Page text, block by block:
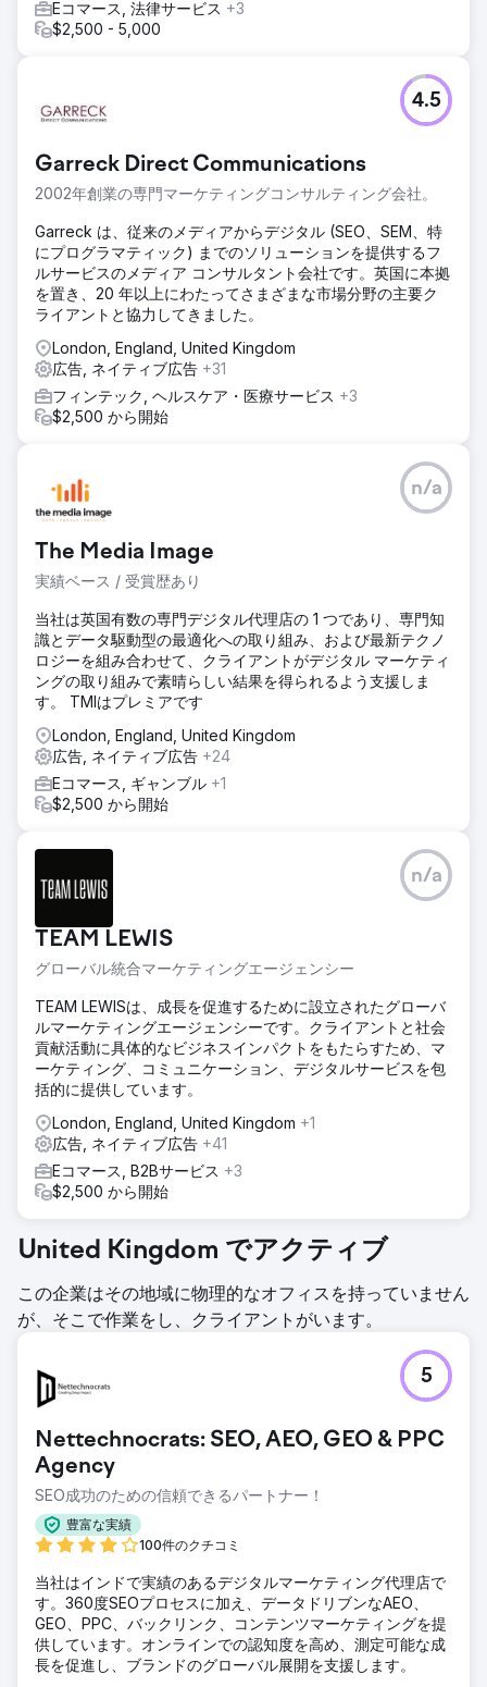
結果
造でスケーラブルなパフォーマンスモデルを確立しました。
• CPLは30%減少、ROASは10倍増加、予約コンバージョン
は52%増加 • 健康観光における測定可能、反復可能、収益性
の高い成長インフラストラクチャ
エージェンシーページに移動
Eコマース, 法律サービス +3
$2,500 - 5,000
Garreck Direct Communications
2002年創業の専門マーケティングコンサルティング会社。
4.5
Garreck は、従来のメディアからデジタル (SEO、SEM、特
にプログラマティック) までのソリューションを提供するフ
ルサービスのメディア コンサルタント会社です。英国に本拠
を置き、20 年以上にわたってさまざまな市場分野の主要ク
ライアントと協力してきました。
London, England, United Kingdom
広告, ネイティブ広告 +31
フィンテック, ヘルスケア・医療サービス +3
$2,500 から開始
The Media Image
実績ベース / 受賞歴あり
n/a
当社は英国有数の専門デジタル代理店の 1 つであり、専門知
識とデータ駆動型の最適化への取り組み、および最新テクノ
ロジーを組み合わせて、クライアントがデジタル マーケティ
ングの取り組みで素晴らしい結果を得られるよう支援しま
す。 TMIはプレミアです
London, England, United Kingdom
広告, ネイティブ広告 +24
Eコマース, ギャンブル +1
$2,500 から開始
TEAM LEWIS
グローバル統合マーケティングエージェンシー
n/a
TEAM LEWISは、成長を促進するために設立されたグローバ
ルマーケティングエージェンシーです。クライアントと社会
貢献活動に具体的なビジネスインパクトをもたらすため、マ
ーケティング、コミュニケーション、デジタルサービスを包
括的に提供しています。
London, England, United Kingdom +1
広告, ネイティブ広告 +41
Eコマース, B2Bサービス +3
$2,500 から開始
United Kingdom でアクティブ
この企業はその地域に物理的なオフィスを持っていません
が、そこで作業をし、クライアントがいます。
Nettechnocrats: SEO, AEO, GEO & PPC
Agency
SEO成功のための信頼できるパートナー！
豊富な実績
100件のクチコミ
5
当社はインドで実績のあるデジタルマーケティング代理店で
す。360度SEOプロセスに加え、データドリブンなAEO、
GEO、PPC、バックリンク、コンテンツマーケティングを提
供しています。オンラインでの認知度を高め、測定可能な成
長を促進し、ブランドのグローバル展開を支援します。